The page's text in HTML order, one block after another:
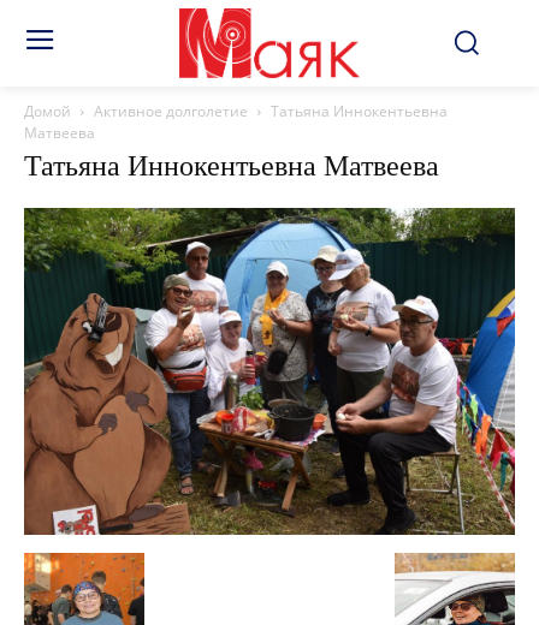
Домой Активное долголетие
Татьяна Иннокентьевна
Матвеева
Татьяна Иннокентьевна Матвеева